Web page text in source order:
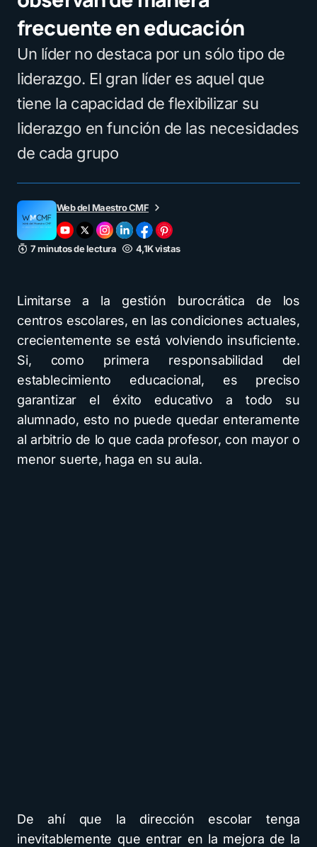
frecuente en educación
Un líder no destaca por un sólo tipo de
liderazgo. El gran líder es aquel que
tiene la capacidad de flexibilizar su
liderazgo en función de las necesidades
de cada grupo
Web del Maestro CMF
7 minutos de lectura 4,1K vistas
Limitarse a la gestión burocrática de los
centros escolares, en las condiciones actuales,
crecientemente se está volviendo insuficiente.
Si, como primera responsabilidad del
establecimiento educacional, es preciso
garantizar el éxito educativo a todo su
alumnado, esto no puede quedar enteramente
al arbitrio de lo que cada profesor, con mayor o
menor suerte, haga en su aula.
De ahí que la dirección escolar tenga
inevitablemente que entrar en la mejora de la